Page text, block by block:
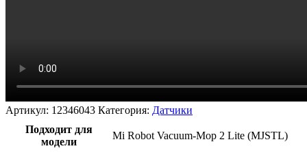
Артикул: 12346043 Категория: Датчики
Подходит для
модели
Mi Robot Vacuum-Mop 2 Lite (MJSTL)